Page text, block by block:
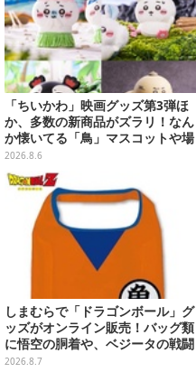
「ちいかわ」映画グッズ第3弾ほ
か、多数の新商品がズラリ！なん
か懐いてる「鳥」マスコットや場
面写アイテムなど必見のラインナ
ップ
2026.8.6
しまむらで「ドラゴンボール」グ
ッズがオンライン販売！バッグ類
に悟空の胴着や、ベジータの戦闘
服を大胆デザイン
2026.8.7